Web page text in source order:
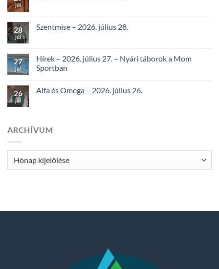
júl
28
júl
Szentmise – 2026. július 28.
27
júl
Hírek – 2026. július 27. – Nyári táborok a Mom
Sportban
26
júl
Alfa és Omega – 2026. július 26.
ARCHÍVUM
Archívum